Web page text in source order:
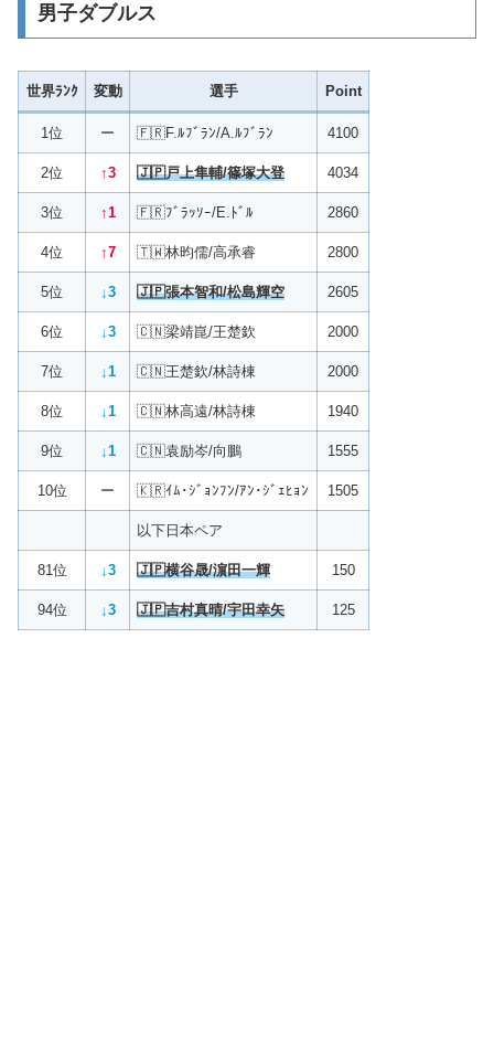
男子ダブルス
世界ﾗﾝｸ 変動 選手 Point
1位 ー 🇫🇷F.ﾙﾌﾞﾗﾝ/A.ﾙﾌﾞﾗﾝ 4100
2位 ↑3 🇯🇵戸上隼輔/篠塚大登 4034
3位 ↑1 🇫🇷ﾌﾞﾗｯｿｰ/E.ﾄﾞﾙ 2860
4位 ↑7 🇹🇼林昀儒/高承睿 2800
5位 ↓3 🇯🇵張本智和/松島輝空 2605
6位 ↓3 🇨🇳梁靖崑/王楚欽 2000
7位 ↓1 🇨🇳王楚欽/林詩棟 2000
8位 ↓1 🇨🇳林高遠/林詩棟 1940
9位 ↓1 🇨🇳袁励岑/向鵬 1555
10位 ー 🇰🇷ｲﾑ･ｼﾞｮﾝﾌﾝ/ｱﾝ･ｼﾞｪﾋｮﾝ 1505
以下日本ペア
81位 ↓3 🇯🇵横谷晟/濵田一輝 150
94位 ↓3 🇯🇵吉村真晴/宇田幸矢 125